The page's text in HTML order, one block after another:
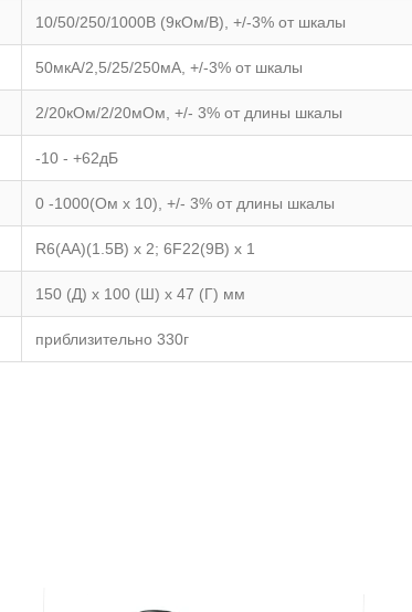
10/50/250/1000В (9кОм/В), +/-3% от шкалы
50мкА/2,5/25/250мА, +/-3% от шкалы
2/20кОм/2/20мОм, +/- 3% от длины шкалы
-10 - +62дБ
0 -1000(Ом х 10), +/- 3% от длины шкалы
R6(AA)(1.5В) х 2; 6F22(9В) x 1
150 (Д) х 100 (Ш) х 47 (Г) мм
приблизительно 330г